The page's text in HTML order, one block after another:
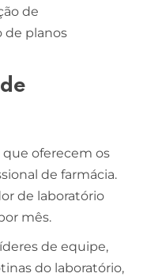
de
de planos
que oferecem os
de farmácia.
de laboratório
mês.
de equipe,
do laboratório,